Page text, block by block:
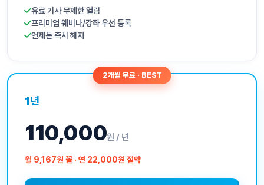
유료 기사 무제한 열람
프리미엄 웨비나/강좌 우선 등록
언제든 즉시 해지
2개월 무료 · BEST
1년
110,000원 / 년
월 9,167원 꼴 · 연 22,000원 절약